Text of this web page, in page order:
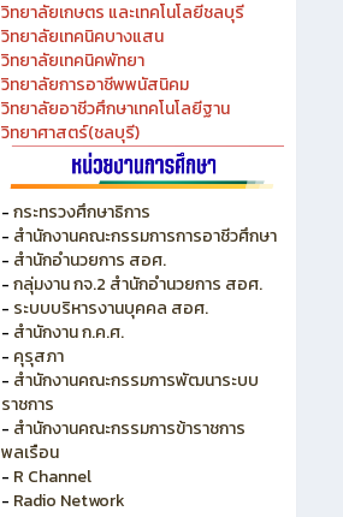
วิทยาลัยเทคนิคชลบุรี
วิทยาลัยอาชีวศึกษาชลบุรี
วิทยาลัยเทคนิคสัตหีบ
วิทยาลัยเกษตร และเทคโนโลยีชลบุรี
วิทยาลัยเทคนิคบางแสน
วิทยาลัยเทคนิคพัทยา
วิทยาลัยการอาชีพพนัสนิคม
วิทยาลัยอาชีวศึกษาเทคโนโลยีฐาน
วิทยาศาสตร์(ชลบุรี)
- กระทรวงศึกษาธิการ
- สำนักงานคณะกรรมการการอาชีวศึกษา
- สำนักอำนวยการ สอศ.
- กลุ่มงาน กจ.2 สำนักอำนวยการ สอศ.
-ระบบบริหารงานบุคคล สอศ.
- สำนักงาน ก.ค.ศ.
-คุรุสภา
- สำนักงานคณะกรรมการพัฒนาระบบ
ราชการ